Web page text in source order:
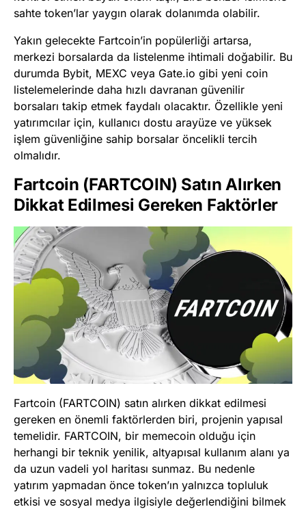
sahte token’lar yaygın olarak dolanımda olabilir.
Yakın gelecekte Fartcoin’in popülerliği artarsa,
merkezi borsalarda da listelenme ihtimali doğabilir. Bu
durumda Bybit, MEXC veya Gate.io gibi yeni coin
listelemelerinde daha hızlı davranan güvenilir
borsaları takip etmek faydalı olacaktır. Özellikle yeni
yatırımcılar için, kullanıcı dostu arayüze ve yüksek
işlem güvenliğine sahip borsalar öncelikli tercih
olmalıdır.
Fartcoin (FARTCOIN) Satın Alırken
Dikkat Edilmesi Gereken Faktörler
Fartcoin (FARTCOIN) satın alırken dikkat edilmesi
gereken en önemli faktörlerden biri, projenin yapısal
temelidir. FARTCOIN, bir memecoin olduğu için
herhangi bir teknik yenilik, altyapısal kullanım alanı ya
da uzun vadeli yol haritası sunmaz. Bu nedenle
yatırım yapmadan önce token’ın yalnızca topluluk
etkisi ve sosyal medya ilgisiyle değerlendiğini bilmek